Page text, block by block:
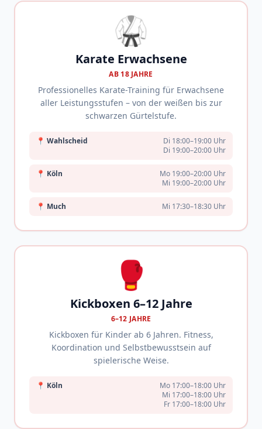
🥋
Karate Erwachsene
AB 18 JAHRE
Professionelles Karate-Training für Erwachsene
aller Leistungsstufen – von der weißen bis zur
schwarzen Gürtelstufe.
📍 Wahlscheid
Di 18:00–19:00 Uhr
Di 19:00–20:00 Uhr
📍 Köln
Mo 19:00–20:00 Uhr
Mi 19:00–20:00 Uhr
📍 Much Mi 17:30–18:30 Uhr
🥊
Kickboxen 6–12 Jahre
6–12 JAHRE
Kickboxen für Kinder ab 6 Jahren. Fitness,
Koordination und Selbstbewusstsein auf
spielerische Weise.
📍 Köln
Mo 17:00–18:00 Uhr
Mi 17:00–18:00 Uhr
Fr 17:00–18:00 Uhr